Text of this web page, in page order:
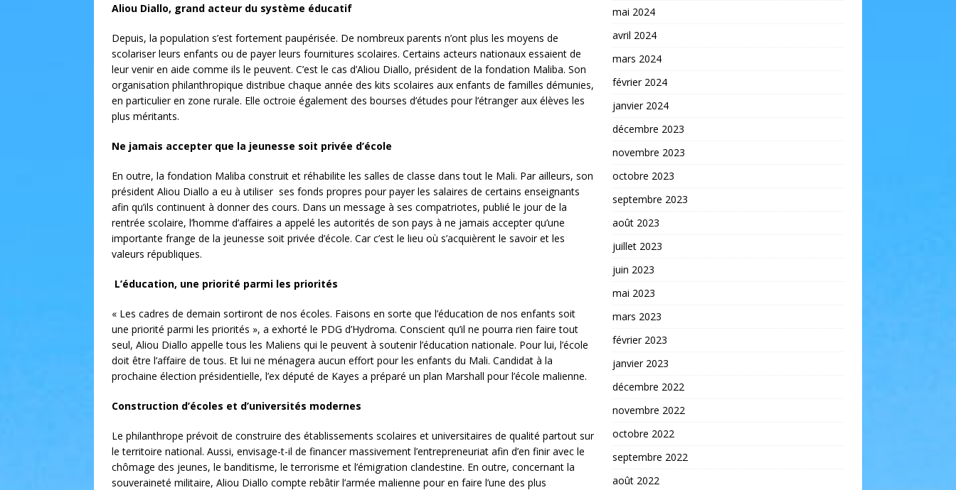
Aliou Diallo, grand acteur du système éducatif
Depuis, la population s’est fortement paupérisée. De nombreux parents n’ont plus les moyens de
scolariser leurs enfants ou de payer leurs fournitures scolaires. Certains acteurs nationaux essaient de
leur venir en aide comme ils le peuvent. C’est le cas d’Aliou Diallo, président de la fondation Maliba. Son
organisation philanthropique distribue chaque année des kits scolaires aux enfants de familles démunies,
en particulier en zone rurale. Elle octroie également des bourses d’études pour l’étranger aux élèves les
plus méritants.
Ne jamais accepter que la jeunesse soit privée d’école
En outre, la fondation Maliba construit et réhabilite les salles de classe dans tout le Mali. Par ailleurs, son
président Aliou Diallo a eu à utiliser ses fonds propres pour payer les salaires de certains enseignants
afin qu’ils continuent à donner des cours. Dans un message à ses compatriotes, publié le jour de la
rentrée scolaire, l’homme d’affaires a appelé les autorités de son pays à ne jamais accepter qu’une
importante frange de la jeunesse soit privée d’école. Car c’est le lieu où s’acquièrent le savoir et les
valeurs républiques.
L’éducation, une priorité parmi les priorités
« Les cadres de demain sortiront de nos écoles. Faisons en sorte que l’éducation de nos enfants soit
une priorité parmi les priorités », a exhorté le PDG d’Hydroma. Conscient qu’il ne pourra rien faire tout
seul, Aliou Diallo appelle tous les Maliens qui le peuvent à soutenir l’éducation nationale. Pour lui, l’école
doit être l’affaire de tous. Et lui ne ménagera aucun effort pour les enfants du Mali. Candidat à la
prochaine élection présidentielle, l’ex député de Kayes a préparé un plan Marshall pour l’école malienne.
Construction d’écoles et d’universités modernes
Le philanthrope prévoit de construire des établissements scolaires et universitaires de qualité partout sur
le territoire national. Aussi, envisage-t-il de financer massivement l’entrepreneuriat afin d’en finir avec le
chômage des jeunes, le banditisme, le terrorisme et l’émigration clandestine. En outre, concernant la
souveraineté militaire, Aliou Diallo compte rebâtir l’armée malienne pour en faire l’une des plus
mai 2024
avril 2024
mars 2024
février 2024
janvier 2024
décembre 2023
novembre 2023
octobre 2023
septembre 2023
août 2023
juillet 2023
juin 2023
mai 2023
mars 2023
février 2023
janvier 2023
décembre 2022
novembre 2022
octobre 2022
septembre 2022
août 2022